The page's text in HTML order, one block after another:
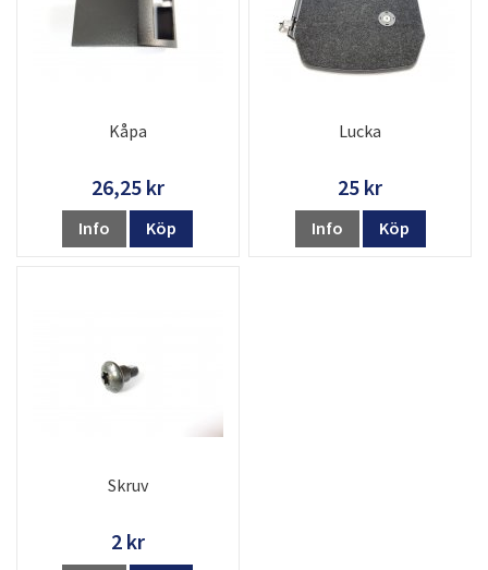
Kåpa
26,25 kr
Info Köp
Lucka
25 kr
Info Köp
Skruv
2 kr